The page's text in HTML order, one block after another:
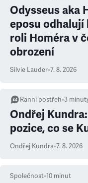
Odysseus aka
eposu odhalují
roli Homéra v
obrození
Silvie Lauder•7. 8. 2026
Ranní postřeh•3
Ondřej
pozice, co se
Ondřej Kundra•7. 8. 2026
Společnost•10 minut